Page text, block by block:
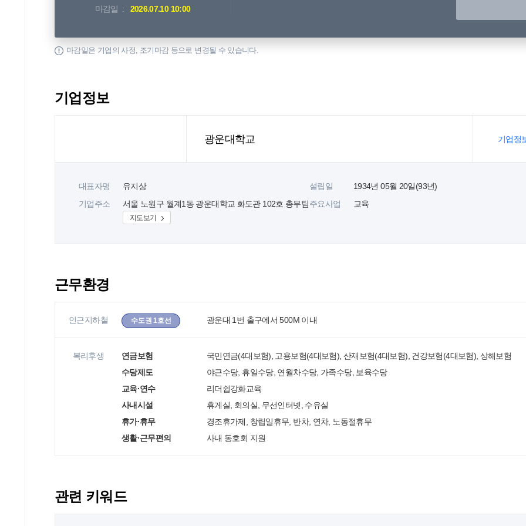
마감일 2026.07.10 10:00
마감일은 기업의 사정, 조기마감 등으로 변경될 수 있습니다.
기업정보
광운대학교 기업정
대표자명 유지상 설립일
1934년 05월 20일(93년)
기업주소
서울 노원구 월계1동 광운대학교 화도관 102호 총무팀
지도보기
주요사업 교육
근무환경
인근지하철 수도권 1호선 광운대 1번 출구에서 500M 이내
복리후생 연금보험
국민연금(4대보험), 고용보험(4대보험), 산재보험(4대보험), 건강보험(4대보험), 상해보험
수당제도
야근수당, 휴일수당, 연월차수당, 가족수당, 보육수당
교육·연수
리더쉽강화교육
사내시설
휴게실, 회의실, 무선인터넷, 수유실
휴가·휴무
경조휴가제, 창립일휴무, 반차, 연차, 노동절휴무
생활·근무편의
사내 동호회 지원
관련 키워드